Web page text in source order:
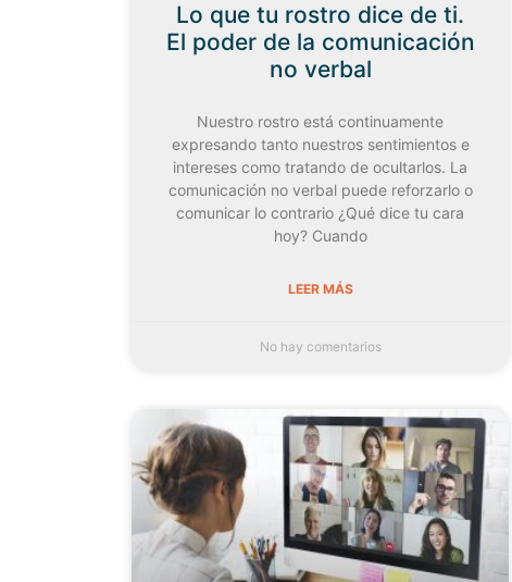
Lo que tu rostro dice de ti.
El poder de la comunicación
no verbal
Nuestro rostro está continuamente
expresando tanto nuestros sentimientos e
intereses como tratando de ocultarlos. La
comunicación no verbal puede reforzarlo o
comunicar lo contrario ¿Qué dice tu cara
hoy? Cuando
LEER MÁS
No hay comentarios